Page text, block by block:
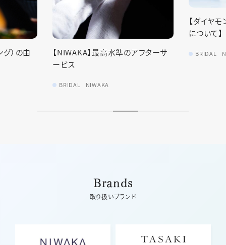
）の由
【NIWAKA】最高水準のアフターサ
ービス
BRIDAL NIWAKA
【ダイヤ
について】
BRIDAL
Brands
取り扱いブランド